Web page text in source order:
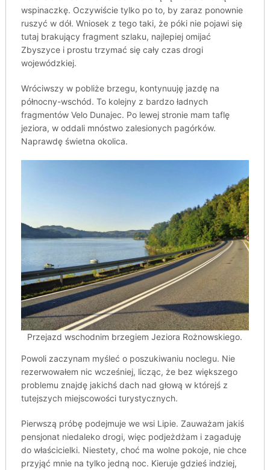
wspinaczkę. Oczywiście tylko po to, by zaraz ponownie
ruszyć w dół. Wniosek z tego taki, że póki nie pojawi się
tutaj brakujący fragment szlaku, najlepiej omijać
Zbyszyce i prostu trzymać się cały czas drogi
wojewódzkiej.
Wróciwszy w pobliże brzegu, kontynuuję jazdę na
północny-wschód. To kolejny z bardzo ładnych
fragmentów Velo Dunajec. Po lewej stronie mam taflę
jeziora, w oddali mnóstwo zalesionych pagórków.
Naprawdę świetna okolica.
Przejazd wschodnim brzegiem Jeziora Rożnowskiego.
Powoli zaczynam myśleć o poszukiwaniu noclegu. Nie
rezerwowałem nic wcześniej, licząc, że bez większego
problemu znajdę jakichś dach nad głową w którejś z
tutejszych miejscowości turystycznych.
Pierwszą próbę podejmuje we wsi Lipie. Zauważam jakiś
pensjonat niedaleko drogi, więc podjeżdżam i zagaduję
do właścicielki. Niestety, choć ma wolne pokoje, nie chce
przyjąć mnie na tylko jedną noc. Kieruje gdzieś indziej,